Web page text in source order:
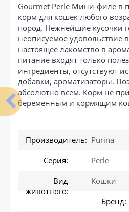
Gourmet Perle Мини-филе в
корм для кошек любого
пород. Нежнейшие кусочки
неописуемое удовольствие
настоящее лакомство в
питание входят только
ингредиенты, отсутствуют
добавки, ароматизаторы.
абсолютно всем. Корм не
беременным и кормящим
Производитель: Purina
Серия:
Perle
Вид
животного:
Кошки
Бренд: